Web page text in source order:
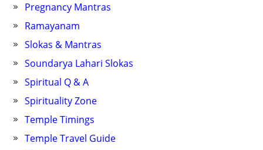
Pregnancy Mantras
Ramayanam
Slokas & Mantras
Soundarya Lahari Slokas
Spiritual Q & A
Spirituality Zone
Temple Timings
Temple Travel Guide